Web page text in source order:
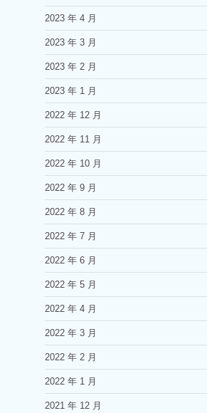
2023 年 4 月
2023 年 3 月
2023 年 2 月
2023 年 1 月
2022 年 12 月
2022 年 11 月
2022 年 10 月
2022 年 9 月
2022 年 8 月
2022 年 7 月
2022 年 6 月
2022 年 5 月
2022 年 4 月
2022 年 3 月
2022 年 2 月
2022 年 1 月
2021 年 12 月